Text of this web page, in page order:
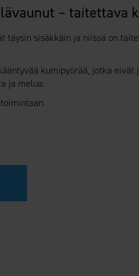
– taitettava
täysin sisäkkäin ja niissä on
kumipyörää, jotka eivät
ja melua.